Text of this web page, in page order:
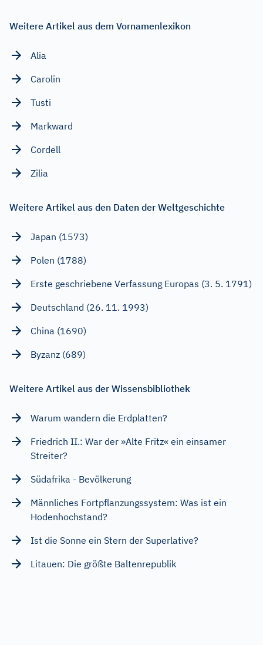
Weitere Artikel aus dem Vornamenlexikon
Alia
Carolin
Tusti
Markward
Cordell
Zilia
Weitere Artikel aus den Daten der Weltgeschichte
Japan (1573)
Polen (1788)
Erste geschriebene Verfassung Europas (3. 5. 1791)
Deutschland (26. 11. 1993)
China (1690)
Byzanz (689)
Weitere Artikel aus der Wissensbibliothek
Warum wandern die Erdplatten?
Friedrich II.: War der »Alte Fritz« ein einsamer
Streiter?
Südafrika - Bevölkerung
Männliches Fortpflanzungssystem: Was ist ein
Hodenhochstand?
Ist die Sonne ein Stern der Superlative?
Litauen: Die größte Baltenrepublik